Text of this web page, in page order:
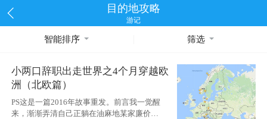
目的地攻略
游记
智能排序 筛选
小两口辞职出走世界之4个月穿越欧
洲（北欧篇）
PS这是一篇2016年故事重发。前言我一觉醒
来，渐渐弄清自己正躺在油麻地某家廉价宾